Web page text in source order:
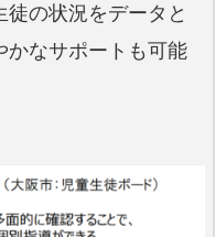
の状況をデータと
かなサポートも可能